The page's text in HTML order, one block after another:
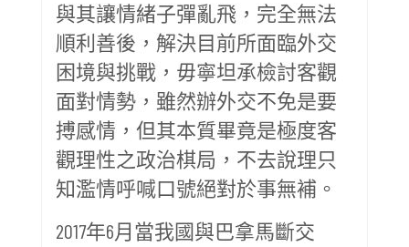
與其讓情緒子彈亂飛，完全無法
順利善後，解決目前所面臨外交
困境與挑戰，毋寧坦承檢討客觀
面對情勢，雖然辦外交不免是要
搏感情，但其本質畢竟是極度客
觀理性之政治棋局，不去說理只
知濫情呼喊口號絕對於事無補。
2017年6月當我國與巴拿馬斷交